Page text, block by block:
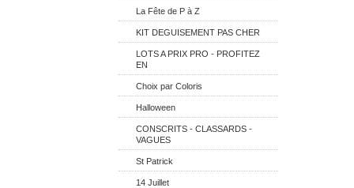
La Fête de P à Z
KIT DEGUISEMENT PAS CHER
LOTS A PRIX PRO - PROFITEZ
EN
Choix par Coloris
Halloween
CONSCRITS - CLASSARDS -
VAGUES
St Patrick
14 Juillet